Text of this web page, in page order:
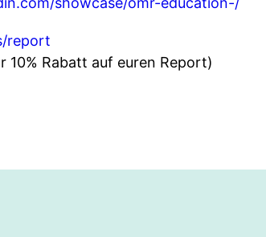
report
10% Rabatt auf euren Report)